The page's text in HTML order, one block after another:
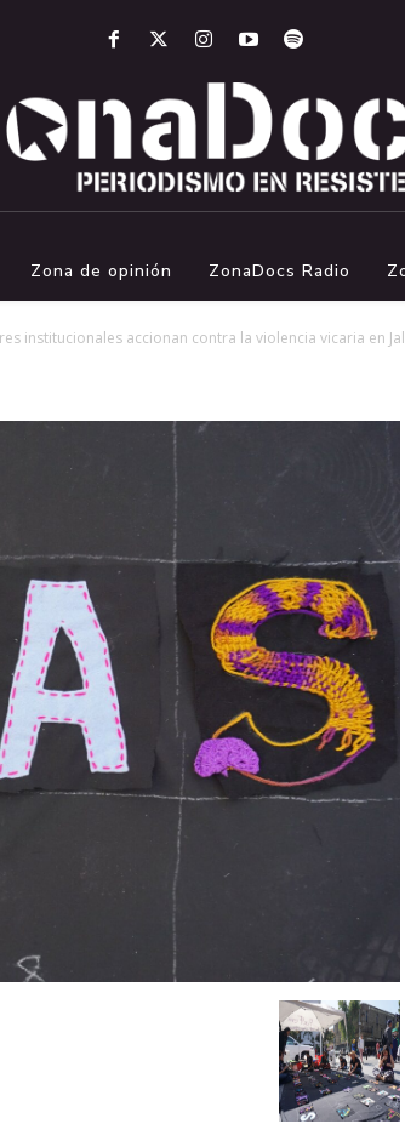
Zona de opinión ZonaDocs Radio
institucionales accionan contra la violencia vicaria en